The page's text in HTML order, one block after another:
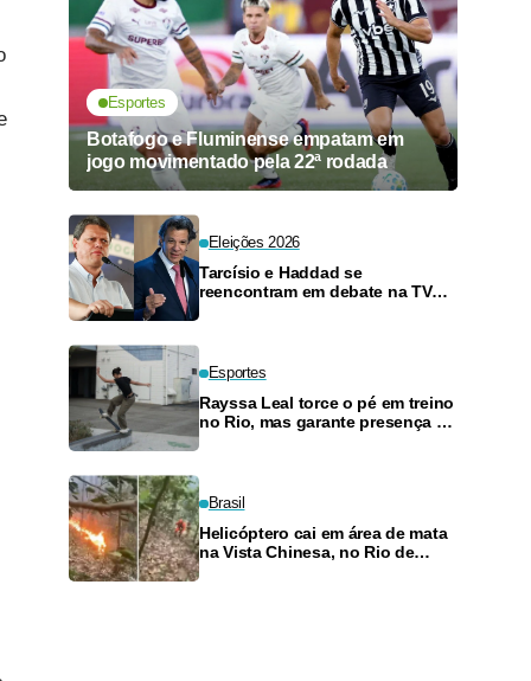
Esportes
Botafogo e Fluminense empatam em
jogo movimentado pela 22ª rodada
Eleições 2026
Tarcísio e Haddad se
reencontram em debate na TV
Esportes
Rayssa Leal torce o pé em treino
no Rio, mas garante presença no
Brasil
Helicóptero cai em área de mata
na Vista Chinesa, no Rio de